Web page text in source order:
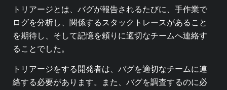
トリアージとは、バグが報告されるたびに、手作業で
ログを分析し、関係するスタックトレースがあること
を期待し、そして記憶を頼りに適切なチームへ連絡す
ることでした。
トリアージをする開発者は、バグを適切なチームに連
絡する必要があります。また、バグを調査するのに必